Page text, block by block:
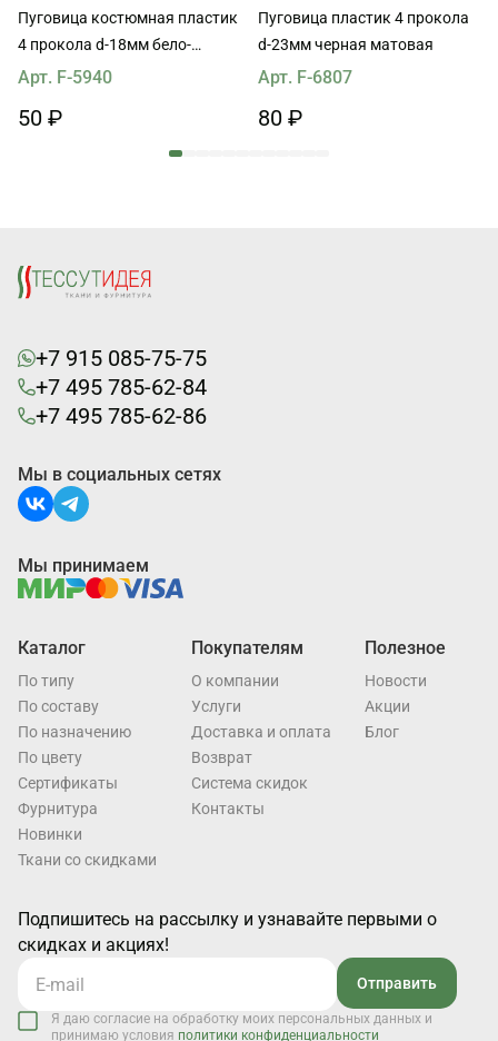
Пуговица костюмная пластик
4 прокола d-18мм бело-
бежевая
Арт. F-5940
50 ₽
Пуговица пластик 4 прокола
d-23мм черная матовая
Арт. F-6807
80 ₽
+7 915 085-75-75
+7 495 785-62-84
+7 495 785-62-86
Каталог
По типу
По составу
По назначению
По цвету
Cертификаты
Фурнитура
Новинки
Ткани со скидками
Покупателям
О компании
Услуги
Доставка и оплата
Возврат
Система скидок
Контакты
Полезное
Новости
Акции
Блог
Подпишитесь на рассылку и узнавайте первыми о
скидках и акциях!
Отправить
Я даю согласие на обработку моих персональных данных и
принимаю условия политики конфиденциальности
Мы в социальных сетях
Мы принимаем